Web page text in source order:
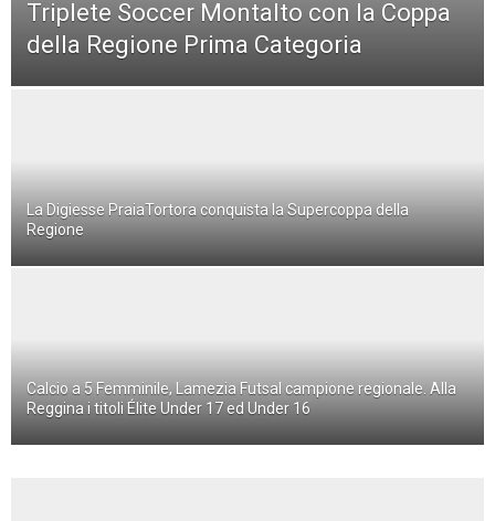
Triplete Soccer Montalto con la Coppa
della Regione Prima Categoria
La Digiesse PraiaTortora conquista la Supercoppa della
Regione
Calcio a 5 Femminile, Lamezia Futsal campione regionale. Alla
Reggina i titoli Élite Under 17 ed Under 16